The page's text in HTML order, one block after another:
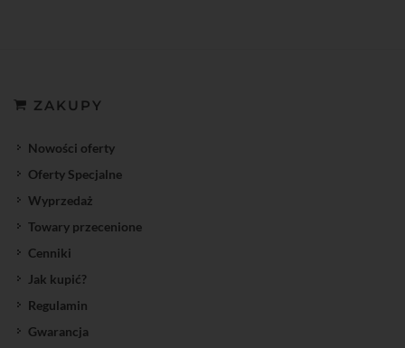
ZAKUPY
Nowości oferty
Oferty Specjalne
Wyprzedaż
Towary przecenione
Cenniki
Jak kupić?
Regulamin
Gwarancja